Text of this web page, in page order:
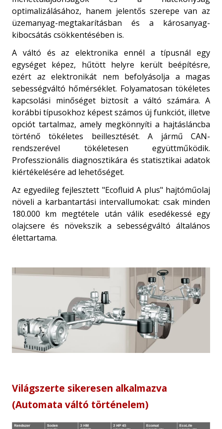
optimalizálásához, hanem jelentős szerepe van az
üzemanyag-megtakarításban és a károsanyag-
kibocsátás csökkentésében is.
A váltó és az elektronika ennél a típusnál egy
egységet képez, hűtött helyre került beépítésre,
ezért az elektronikát nem befolyásolja a magas
sebességváltó hőmérséklet. Folyamatosan tökéletes
kapcsolási minőséget biztosít a váltó számára. A
korábbi típusokhoz képest számos új funkciót, illetve
opciót tartalmaz, amely megkönnyíti a hajtásláncba
történő tökéletes beillesztését. A jármű CAN-
rendszerével tökéletesen együttműködik.
Professzionális diagnosztikára és statisztikai adatok
kiértékelésére ad lehetőséget.
Az egyedileg fejlesztett "Ecofluid A plus" hajtóműolaj
növeli a karbantartási intervallumokat: csak minden
180.000 km megtétele után válik esedékessé egy
olajcsere és növekszik a sebességváltó általános
élettartama.
Világszerte sikeresen alkalmazva
(Automata váltó történelem)